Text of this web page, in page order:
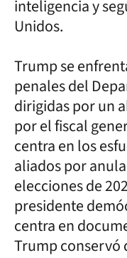
inteligencia y
Unidos.
Trump se
penales del
dirigidas por un
por el fiscal
centra en los
aliados por
elecciones de
presidente
centra en
Trump conservó